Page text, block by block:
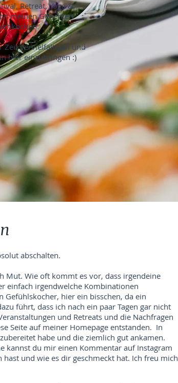
Retreat, Yoga &
meinen Gerichten
Zeit vervielfältigen und
hier einzubringen :)
abschalten.
Mut. Wie oft kommt es vor, dass irgendeine
einfach irgendwelche Kombinationen
hier ein bisschen, da ein
führt, dass ich nach ein paar Tagen gar nicht
und Retreats und die Nachfragen
Seite auf meiner Homepage entstanden. In
habe und die ziemlich gut ankamen.
kannst du mir einen Kommentar auf Instagram
und wie es dir geschmeckt hat. Ich freu mich